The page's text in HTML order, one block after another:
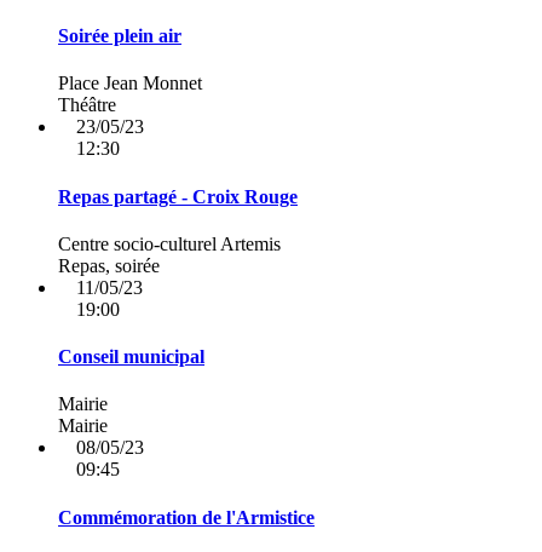
Soirée plein air
Place Jean Monnet
Théâtre
23/05/23
12:30
Repas partagé - Croix Rouge
Centre socio-culturel Artemis
Repas, soirée
11/05/23
19:00
Conseil municipal
Mairie
Mairie
08/05/23
09:45
Commémoration de l'Armistice